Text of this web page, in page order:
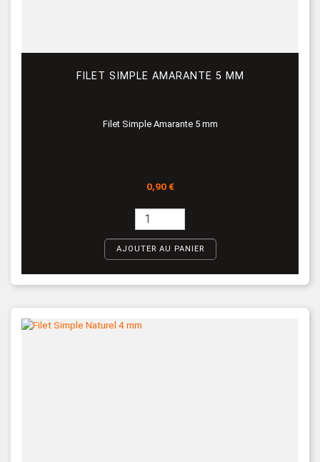
FILET SIMPLE AMARANTE 5 MM
Filet Simple Amarante 5 mm
Prix
0,90 €
AJOUTER AU PANIER